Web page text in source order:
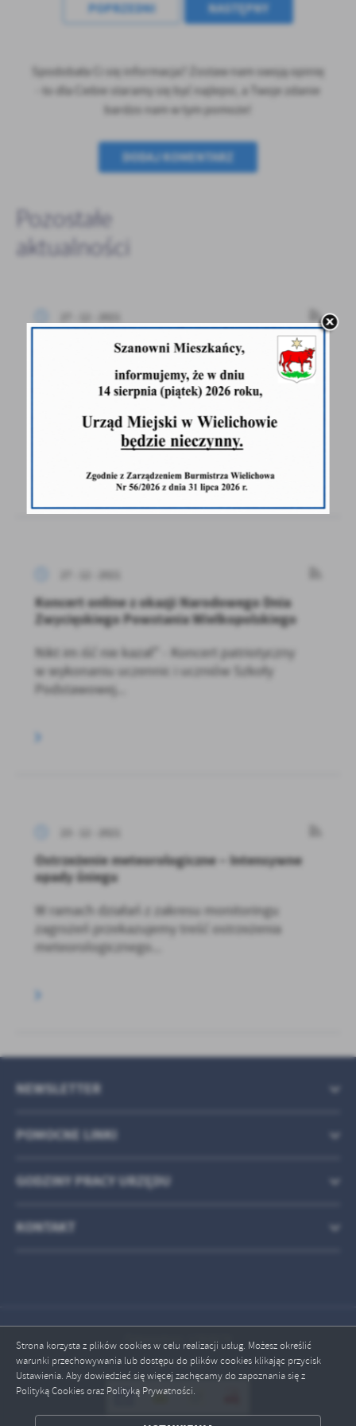
Strona korzysta z plików cookies w celu realizacji usług. Możesz określić
warunki przechowywania lub dostępu do plików cookies klikając przycisk
Ustawienia. Aby dowiedzieć się więcej zachęcamy do zapoznania się z
Polityką Cookies oraz Polityką Prywatności.
treści w postaci wiadomości, ofert, komunikatów mediów
ZAPISZ WYBRANE
POPRZEDNI NASTĘPNY
Spodobała Ci się informacja? Zostaw nam swoją opinię
- to dla Ciebie staramy się być najlepsi, a Twoje zdanie
bardzo nam w tym pomoże!
DODAJ KOMENTARZ
Pozostałe
aktualności
Narodowy Dzień Zwycięskiego Powstania
W tym roku po raz pierwszy świętujemy
Narodowy Dzień Zwycięskiego Powstania
Wielkopolskiego. Z tej...
Koncert online z okazji Narodowego Dnia
Zwycięskiego Powstania Wielkopolskiego
Nikt im iść nie kazał" - Koncert patriotyczny
w wykonaniu uczennic i uczniów Szkoły
Podstawowej...
Ostrzeżenie meteorologiczne – Intensywne
opady śniegu
W ramach działań z zakresu monitoringu
zagrożeń przekazujemy treść ostrzeżenia
meteorologicznego...
POMOCNE LINKI
NEWSLETTER
GODZINY PRACY URZĘDU
KONTAKT
Odwiedzin: 1783078
Online: 2